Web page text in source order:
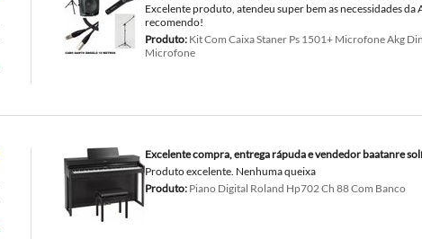
Excelente produto, atendeu super bem as necessidades
recomendo!
Produto:Kit Com Caixa Staner Ps 1501+ Microfone Akg
Microfone
Excelente compra, entrega rápuda e vendedor baatanre
Produto excelente. Nenhuma queixa
Produto:Piano Digital Roland Hp702 Ch 88 Com Banco